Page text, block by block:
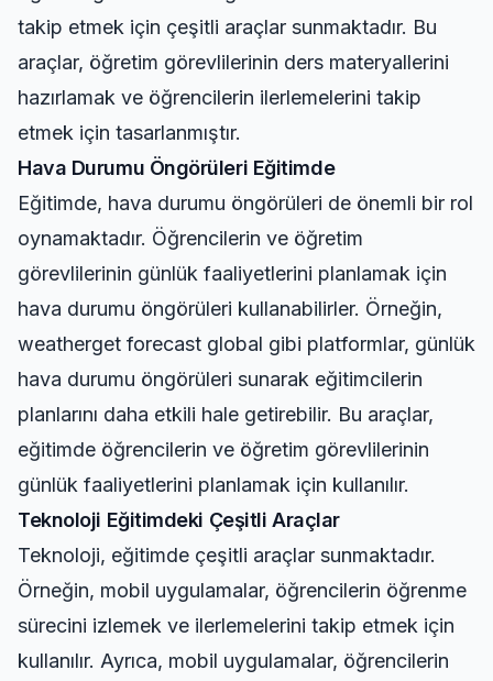
takip etmek için çeşitli araçlar sunmaktadır. Bu
araçlar, öğretim görevlilerinin ders materyallerini
hazırlamak ve öğrencilerin ilerlemelerini takip
etmek için tasarlanmıştır.
Hava Durumu Öngörüleri Eğitimde
Eğitimde, hava durumu öngörüleri de önemli bir rol
oynamaktadır. Öğrencilerin ve öğretim
görevlilerinin günlük faaliyetlerini planlamak için
hava durumu öngörüleri kullanabilirler. Örneğin,
weatherget forecast global gibi platformlar, günlük
hava durumu öngörüleri sunarak eğitimcilerin
planlarını daha etkili hale getirebilir. Bu araçlar,
eğitimde öğrencilerin ve öğretim görevlilerinin
günlük faaliyetlerini planlamak için kullanılır.
Teknoloji Eğitimdeki Çeşitli Araçlar
Teknoloji, eğitimde çeşitli araçlar sunmaktadır.
Örneğin, mobil uygulamalar, öğrencilerin öğrenme
sürecini izlemek ve ilerlemelerini takip etmek için
kullanılır. Ayrıca, mobil uygulamalar, öğrencilerin